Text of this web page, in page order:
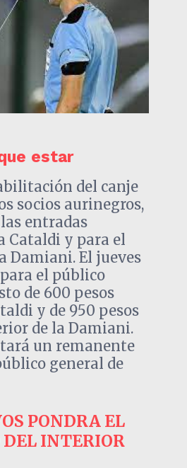
estar
del canje
socios aurinegros,
entradas
Cataldi y para el
Damiani. El jueves
el público
de 600 pesos
y de 950 pesos
de la Damiani.
un remanente
general de
PONDRA EL
INTERIOR